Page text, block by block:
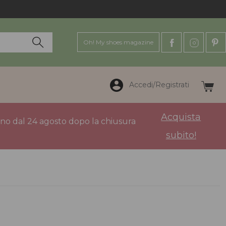
Oh! My shoes magazine
Accedi/Registrati
dal 24 agosto dopo la chiusura
Acquista
subito!